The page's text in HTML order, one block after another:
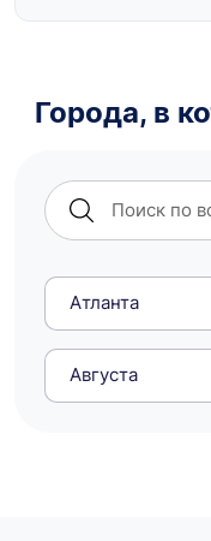
Города, в
Атланта
Августа